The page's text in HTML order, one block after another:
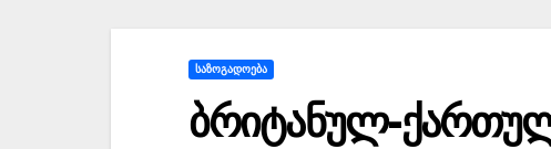
ᲡᲐᲖᲝᲒᲐᲓᲝᲔᲑᲐ
ბრიტანულ-